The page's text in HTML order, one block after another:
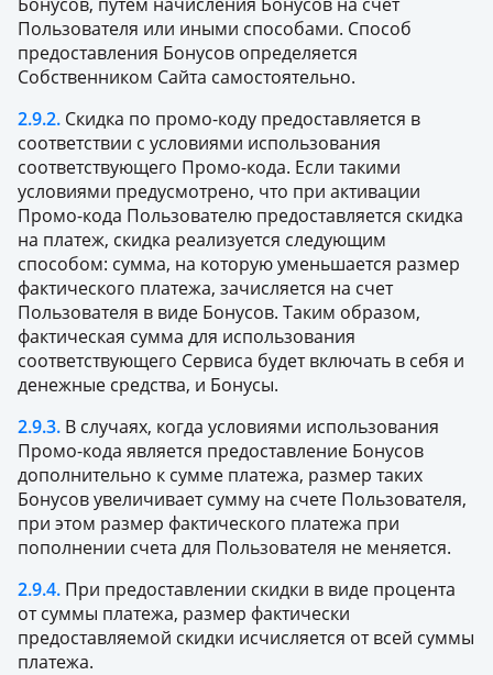
Пользователя или иными способами. Способ
предоставления Бонусов определяется
Собственником Сайта самостоятельно.
2.9.2. Скидка по промо-коду предоставляется в
соответствии с условиями использования
соответствующего Промо-кода. Если такими
условиями предусмотрено, что при активации
Промо-кода Пользователю предоставляется скидка
на платеж, скидка реализуется следующим
способом: сумма, на которую уменьшается размер
фактического платежа, зачисляется на счет
Пользователя в виде Бонусов. Таким образом,
фактическая сумма для использования
соответствующего Сервиса будет включать в себя и
денежные средства, и Бонусы.
2.9.3. В случаях, когда условиями использования
Промо-кода является предоставление Бонусов
дополнительно к сумме платежа, размер таких
Бонусов увеличивает сумму на счете Пользователя,
при этом размер фактического платежа при
пополнении счета для Пользователя не меняется.
2.9.4. При предоставлении скидки в виде процента
от суммы платежа, размер фактически
предоставляемой скидки исчисляется от всей суммы
платежа.